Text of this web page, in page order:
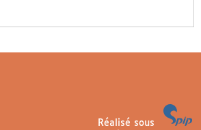
Réalisé sous